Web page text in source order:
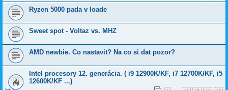
Ryzen 5000 pada v loade
Sweet spot - Voltaz vs. MHZ
AMD newbie. Co nastavit? Na co si dat pozor?
Intel procesory 12. generácia. ( i9 12900K/KF, i7 12700K/KF, i5
12600K/KF ...)